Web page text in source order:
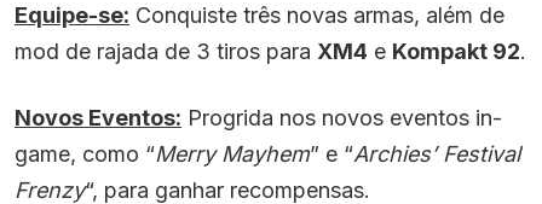
Equipe-se: Conquiste três novas armas, além de
mod de rajada de 3 tiros para XM4 e Kompakt 92.
Novos Eventos: Progrida nos novos eventos in-
game, como “Merry Mayhem” e “Archies’ Festival
Frenzy“, para ganhar recompensas.